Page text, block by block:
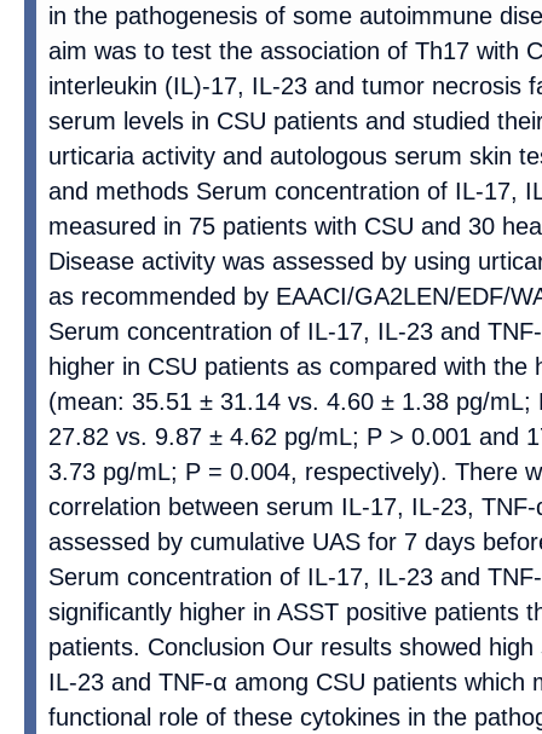
in the pathogenesis of some autoimmune
aim was to test the association of Th17 with
interleukin (IL)-17, IL-23 and tumor necrosis
serum levels in CSU patients and studied
urticaria activity and autologous serum skin
and methods Serum concentration of IL-17,
measured in 75 patients with CSU and 30
Disease activity was assessed by using
as recommended by EAACI/GA2LEN/EDF/
Serum concentration of IL-17, IL-23 and
higher in CSU patients as compared with the
(mean: 35.51 ± 31.14 vs. 4.60 ± 1.38 pg/mL;
27.82 vs. 9.87 ± 4.62 pg/mL; P > 0.001 and
3.73 pg/mL; P = 0.004, respectively). There
correlation between serum IL-17, IL-23,
assessed by cumulative UAS for 7 days
Serum concentration of IL-17, IL-23 and
significantly higher in ASST positive patients
patients. Conclusion Our results showed
IL-23 and TNF-α among CSU patients which
functional role of these cytokines in the